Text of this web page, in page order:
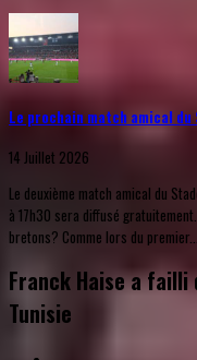
Le prochain match amical
14 Juillet 2026
Le deuxième match amical du
à 17h30 sera diffusé
bretons? Comme lors du premier...
Franck Haise a
Tunisie